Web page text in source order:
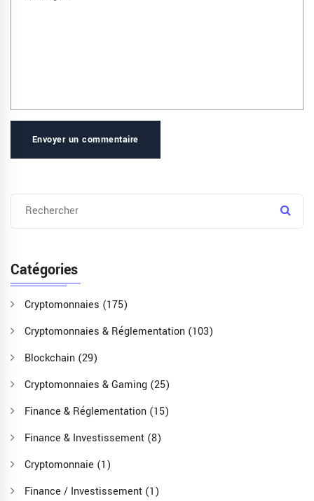
Envoyer un commentaire
Catégories
Cryptomonnaies (175)
Cryptomonnaies & Réglementation (103)
Blockchain (29)
Cryptomonnaies & Gaming (25)
Finance & Réglementation (15)
Finance & Investissement (8)
Cryptomonnaie (1)
Finance / Investissement (1)